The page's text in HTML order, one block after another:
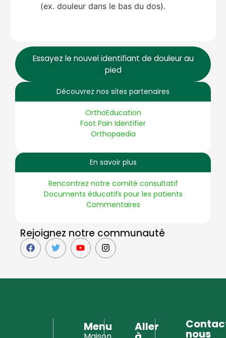
Essayez le nouvel identifiant de douleur au
pied
Découvrez nos sites partenaires
OrthoEducation
Foot Pain Identifier
Orthopaedia
En savoir plus
Rencontrez notre comité consultatif
Documents éducatifs pour les patients
Commentaires
Rejoignez notre communauté
(ex. douleur dans le bas du dos).
Menu Aller
nous